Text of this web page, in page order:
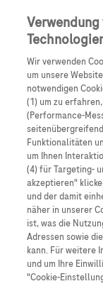
Skip to main
Es tut uns leid,
Über Roche
Impressum
Rechtliche
Datenschutz
Wir verwenden
um unsere
notwendigen
(1) um zu
(Performance-
Funktionalitäten
um Ihnen
(4) für Targeting-
akzeptieren"
und der damit
näher in unserer
ist, was die
Adressen sowie
kann. Für weitere
und um Ihre
"Cookie-